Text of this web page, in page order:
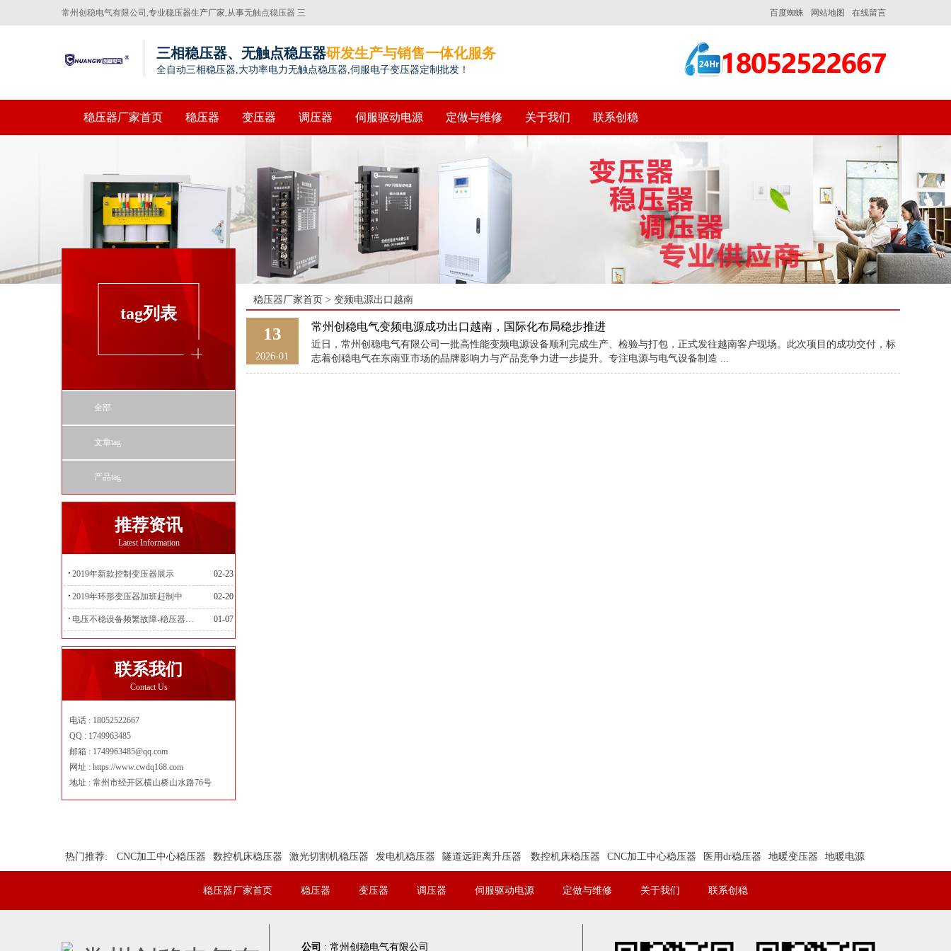
常州创稳电气有限公司,专业稳压器生产厂家,从事无触点稳压器 三
相稳压器，伺服电子变压器生产20年
在线留言
网站地图
百度蜘蛛
三相稳压器、无触点稳压器研发生产与销售一体化服务
全自动三相稳压器,大功率电力无触点稳压器,伺服电子变压器定制批发！
稳压器厂家首页 稳压器 变压器 调压器 伺服驱动电源 定做与维修 关于我们 联系创稳
tag列表
全部
文章tag
产品tag
推荐资讯
Latest Information
2019年新款控制变压器展示 02-23
2019年环形变压器加班赶制中 02-20
电压不稳设备频繁故障-稳压器来帮忙 01-07
联系我们
Contact Us
电话 : 18052522667
QQ : 1749963485
邮箱 : 1749963485@qq.com
网址 : https://www.cwdq168.com
地址 : 常州市经开区横山桥山水路76号
稳压器厂家首页 > 变频电源出口越南
13
2026-01
常州创稳电气变频电源成功出口越南，国际化布局稳步推进
近日，常州创稳电气有限公司一批高性能变频电源设备顺利完成生产、检验与打包，正式发往越南客户现场。此次项目的成功交付，标
志着创稳电气在东南亚市场的品牌影响力与产品竞争力进一步提升。专注电源与电气设备制造 ...
热门推荐: CNC加工中心稳压器 数控机床稳压器 激光切割机稳压器 发电机稳压器 隧道远距离升压器 数控机床稳压器 CNC加工中心稳压器 医用dr稳压器 地暖变压器 地暖电源
稳压器厂家首页 稳压器 变压器 调压器 伺服驱动电源 定做与维修 关于我们 联系创稳
公司 : 常州创稳电气有限公司